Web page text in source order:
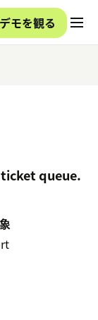
モを観る
queue.